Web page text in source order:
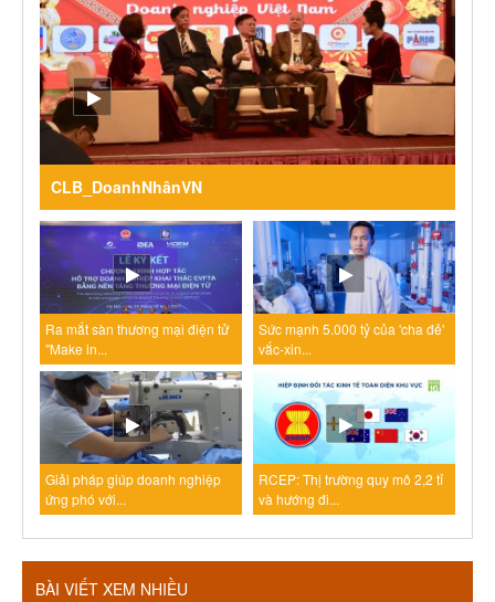
CLB_DoanhNhânVN
Ra mắt sàn thương mại điện tử
"Make in...
Sức mạnh 5.000 tỷ của 'cha đẻ'
vắc-xin...
Giải pháp giúp doanh nghiệp
ứng phó với...
RCEP: Thị trường quy mô 2,2 tỉ
và hướng đi...
BÀI VIẾT XEM NHIỀU